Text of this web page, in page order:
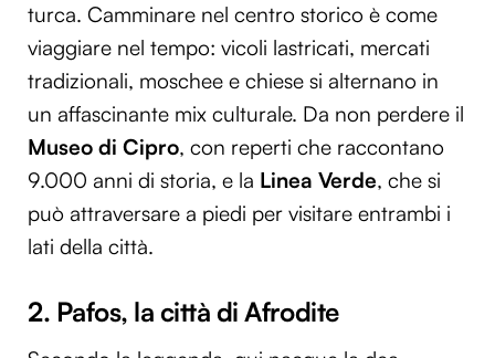
turca. Camminare nel centro storico è come
viaggiare nel tempo: vicoli lastricati, mercati
tradizionali, moschee e chiese si alternano in
un affascinante mix culturale. Da non perdere il
Museo di Cipro, con reperti che raccontano
9.000 anni di storia, e la Linea Verde, che si
può attraversare a piedi per visitare entrambi i
lati della città.
2. Pafos, la città di Afrodite